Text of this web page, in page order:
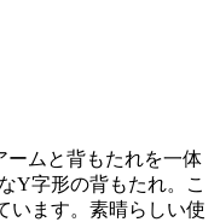
ームと背もたれを一体
Y字形の背もたれ。こ
います。素晴らしい使